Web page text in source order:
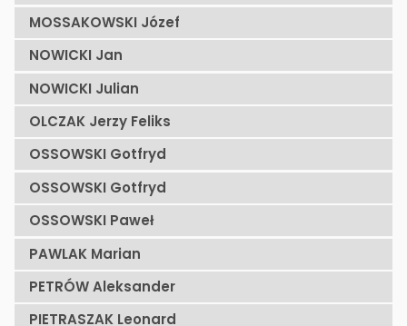
MOSSAKOWSKI Józef
NOWICKI Jan
NOWICKI Julian
OLCZAK Jerzy Feliks
OSSOWSKI Gotfryd
OSSOWSKI Gotfryd
OSSOWSKI Paweł
PAWLAK Marian
PETRÓW Aleksander
PIETRASZAK Leonard